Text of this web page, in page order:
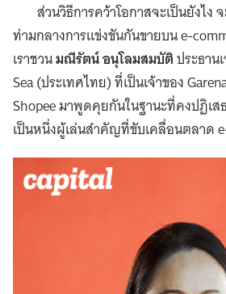
ส่วนวิธีการคว้าโอกาสจะเป็นยังไง
ท่ามกลางการแข่งขันกันขายบน e-
เราชวนมณีรัตน์ อนุโลมสมบัติประธาน
Sea (ประเทศไทย) ที่เป็นเจ้าของ
Shopee มาพูดคุยกันในฐานะที่คงปฏิเส
เป็นหนึ่งผู้เล่นสำคัญที่ขับเคลื่อนตลาด